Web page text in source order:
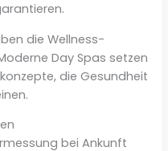
die Wellness-
Day Spas setzen
die Gesundheit
bei Ankunft